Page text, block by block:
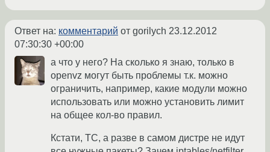
Ответ на: комментарий от gorilych 23.12.2012
07:30:30 +00:00
а что у него? На сколько я знаю, только в
openvz могут быть проблемы т.к. можно
ограничить, например, какие модули можно
использовать или можно установить лимит
на общее кол-во правил.
Кстати, ТС, а разве в самом дистре не идут